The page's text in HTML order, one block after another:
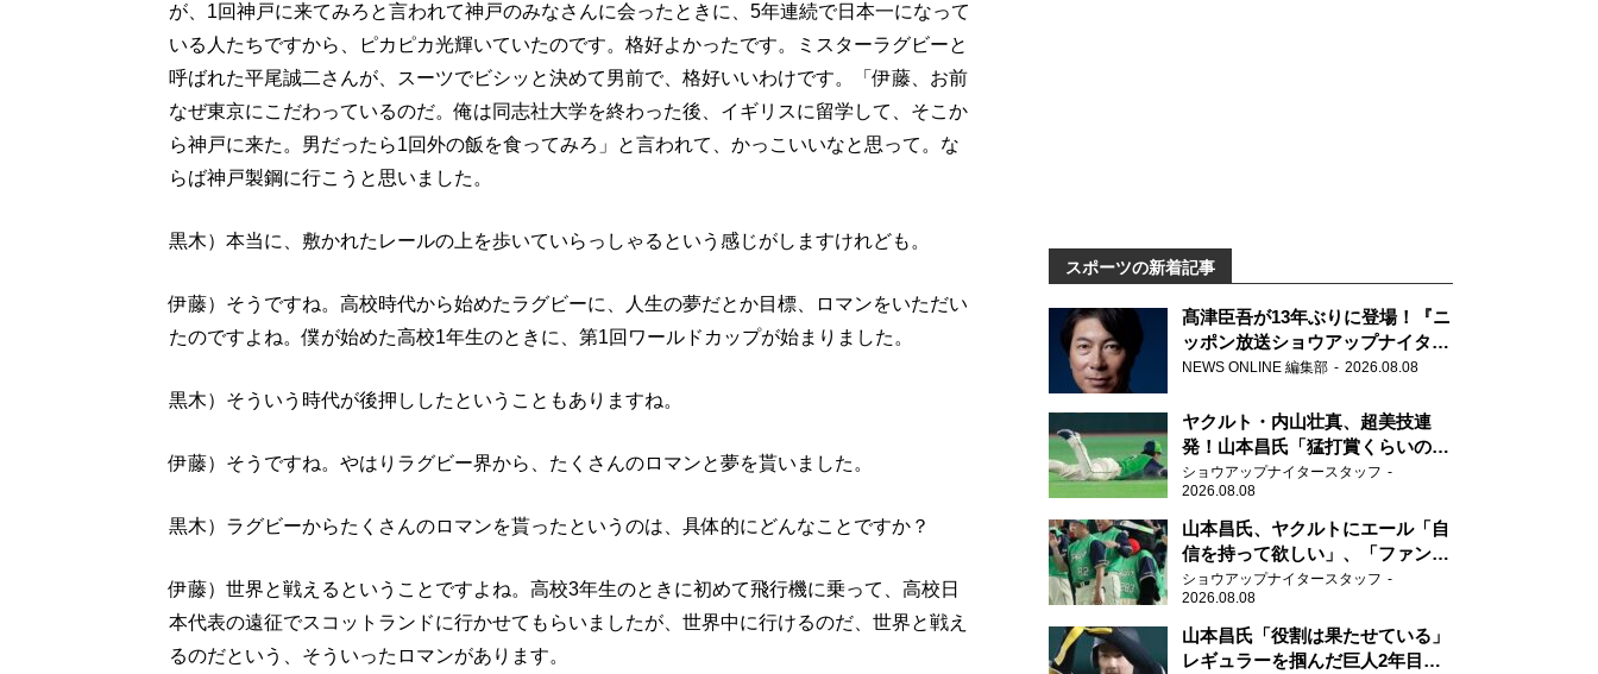
が、1回神戸に来てみろと言われて神戸のみなさんに会ったときに、5年連続で日本一になって
いる人たちですから、ピカピカ光輝いていたのです。格好よかったです。ミスターラグビーと
呼ばれた平尾誠二さんが、スーツでビシッと決めて男前で、格好いいわけです。「伊藤、お前
なぜ東京にこだわっているのだ。俺は同志社大学を終わった後、イギリスに留学して、そこか
ら神戸に来た。男だったら1回外の飯を食ってみろ」と言われて、かっこいいなと思って。な
らば神戸製鋼に行こうと思いました。
黒木）本当に、敷かれたレールの上を歩いていらっしゃるという感じがしますけれども。
伊藤）そうですね。高校時代から始めたラグビーに、人生の夢だとか目標、ロマンをいただい
たのですよね。僕が始めた高校1年生のときに、第1回ワールドカップが始まりました。
黒木）そういう時代が後押ししたということもありますね。
伊藤）そうですね。やはりラグビー界から、たくさんのロマンと夢を貰いました。
黒木）ラグビーからたくさんのロマンを貰ったというのは、具体的にどんなことですか？
伊藤）世界と戦えるということですよね。高校3年生のときに初めて飛行機に乗って、高校日
本代表の遠征でスコットランドに行かせてもらいましたが、世界中に行けるのだ、世界と戦え
るのだという、そういったロマンがあります。
スポーツの新着記事
髙津臣吾が13年ぶりに登場！『ニ
ッポン放送ショウアップナイタ
ー』
NEWS ONLINE 編集部 2026.08.08
ヤクルト・内山壮真、超美技連
発！山本昌氏「猛打賞くらいの価
値」
ショウアップナイタースタッフ
2026.08.08
山本昌氏、ヤクルトにエール「自
信を持って欲しい」、「ファンの
方も毎日応援してくれています」
ショウアップナイタースタッフ
2026.08.08
山本昌氏「役割は果たせている」
レギュラーを掴んだ巨人2年目の